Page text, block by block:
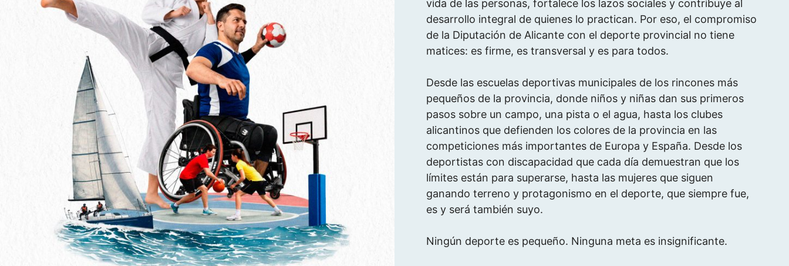
vida de las personas, fortalece los lazos sociales y contribuye al
desarrollo integral de quienes lo practican. Por eso, el compromiso
de la Diputación de Alicante con el deporte provincial no tiene
matices: es firme, es transversal y es para todos.
Desde las escuelas deportivas municipales de los rincones más
pequeños de la provincia, donde niños y niñas dan sus primeros
pasos sobre un campo, una pista o el agua, hasta los clubes
alicantinos que defienden los colores de la provincia en las
competiciones más importantes de Europa y España. Desde los
deportistas con discapacidad que cada día demuestran que los
límites están para superarse, hasta las mujeres que siguen
ganando terreno y protagonismo en el deporte, que siempre fue,
es y será también suyo.
Ningún deporte es pequeño. Ninguna meta es insignificante.